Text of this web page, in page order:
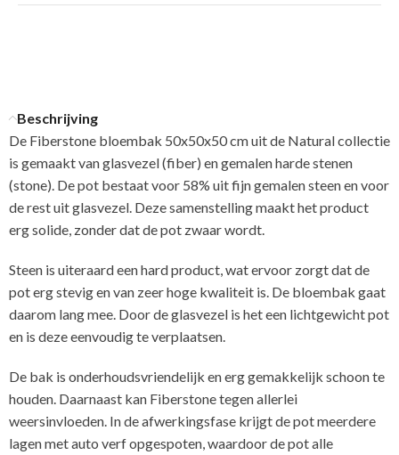
Beschrijving
De Fiberstone bloembak 50x50x50 cm uit de Natural collectie
is gemaakt van glasvezel (fiber) en gemalen harde stenen
(stone). De pot bestaat voor 58% uit fijn gemalen steen en voor
de rest uit glasvezel. Deze samenstelling maakt het product
erg solide, zonder dat de pot zwaar wordt.
Steen is uiteraard een hard product, wat ervoor zorgt dat de
pot erg stevig en van zeer hoge kwaliteit is. De bloembak gaat
daarom lang mee. Door de glasvezel is het een lichtgewicht pot
en is deze eenvoudig te verplaatsen.
De bak is onderhoudsvriendelijk en erg gemakkelijk schoon te
houden. Daarnaast kan Fiberstone tegen allerlei
weersinvloeden. In de afwerkingsfase krijgt de pot meerdere
lagen met auto verf opgespoten, waardoor de pot alle